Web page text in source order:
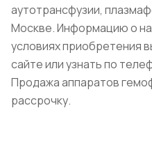
аутотрансфузии,
Москве. Информацию о
условиях приобретения
сайте или узнать по
Продажа аппаратов
рассрочку.